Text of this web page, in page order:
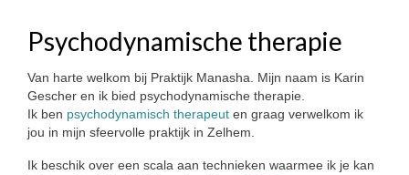
Hooggevoeligheid
Overige therapieën
Energetische behandeling
Nederlandse bloesemremedies
PDS
Psychodynamische therapie
Van harte welkom bij Praktijk Manasha. Mijn naam is Karin
Gescher en ik bied psychodynamische therapie.
Ik ben psychodynamisch therapeut en graag verwelkom ik
jou in mijn sfeervolle praktijk in Zelhem.
Ik beschik over een scala aan technieken waarmee ik je kan